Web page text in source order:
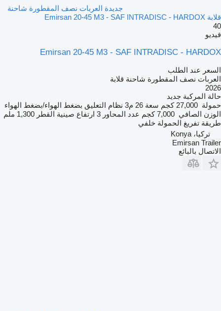
جديدة العربات نصف المقطورة شاحنة
قلابة Emirsan 20-45 M3 - SAF INTRADISC - HARDOX
40
فيديو
Emirsan 20-45 M3 - SAF INTRADISC - HARDOX
السعر عند الطلب
العربات نصف المقطورة شاحنة قلابة
2026
حالة المركبة جديد
حمولة 27,000 كجم سعة 26 م3 نظام التعليق بضغط الهواء/بضغط الهواء
الوزن الصافي 7,000 كجم عدد المحاور 3 ارتفاع صينية القطر 1,300 ملم
طريقة تفريغ الحمولة خلفي
تركيا، Konya
Emirsan Trailer
الاتصال بالبائع